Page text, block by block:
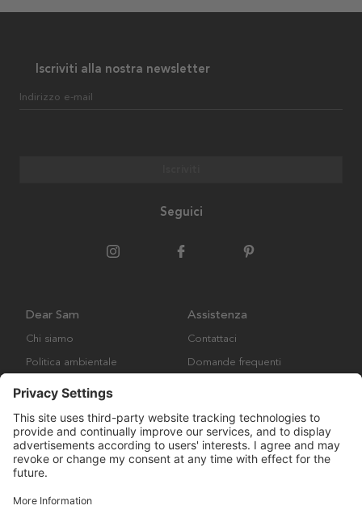
Iscriviti alla nostra newsletter
Indirizzo e-mail
Seguici
Dear Sam
Chi siamo
Politica ambientale
Collaborazione
Assistenza
Contattaci
Domande frequenti